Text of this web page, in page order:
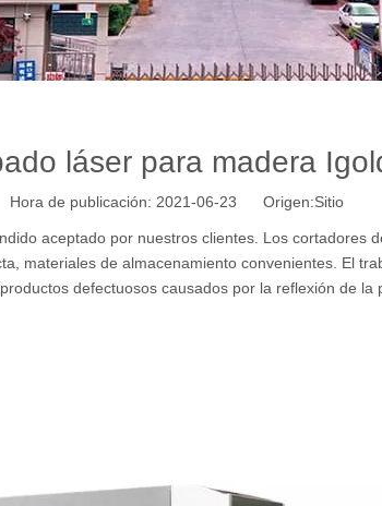
láser para madera
de publicación: 2021-06-23 Origen:Sitio
aceptado por nuestros clientes. Los cortadores
materiales de almacenamiento convenientes. El
defectuosos causados ​​por la reflexión de la